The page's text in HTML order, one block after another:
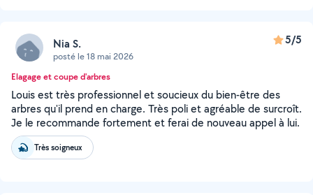
Nia S.
posté le 18 mai 2026
5/5
Elagage et coupe d'arbres
Louis est très professionnel et soucieux du bien-être des
arbres qu'il prend en charge. Très poli et agréable de surcroît.
Je le recommande fortement et ferai de nouveau appel à lui.
Très soigneux